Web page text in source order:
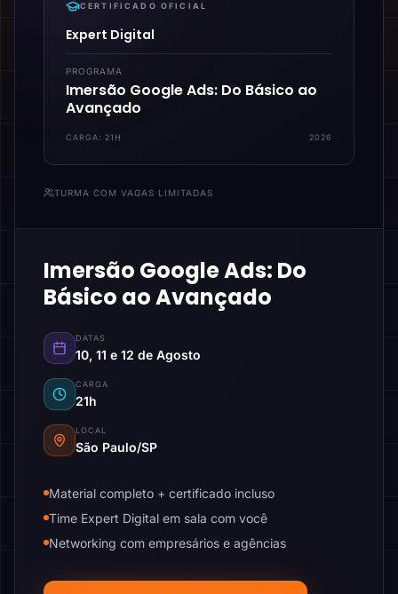
CERTIFICADO OFICIAL
Expert Digital
PROGRAMA
Imersão Google Ads: Do Básico ao
Avançado
CARGA: 21H 2026
TURMA COM VAGAS LIMITADAS
Imersão Google Ads: Do
Básico ao Avançado
DATAS
10, 11 e 12 de Agosto
CARGA
21h
LOCAL
São Paulo/SP
Material completo + certificado incluso
Time Expert Digital em sala com você
Networking com empresários e agências